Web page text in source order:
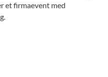
et firmaevent med